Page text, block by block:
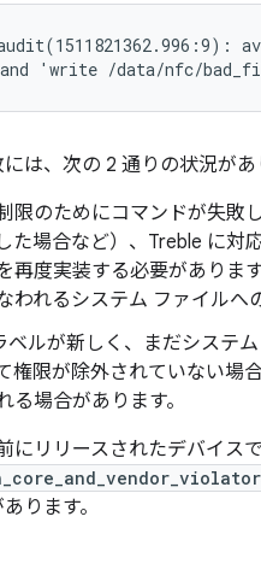
'write /data/nfc/
は、次の 2 通りの状況があ
限のためにコマンドが失敗
た場合など）、Treble に対
再度実装する必要がありま
われるシステム ファイルへ
ベルが新しく、まだシステム
権限が除外されていない場
る場合があります。
にリリースされたデバイス
ります。